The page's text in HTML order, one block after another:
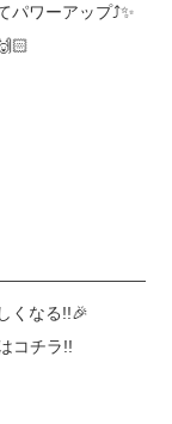
パワーアップ⤴︎✨
くなる!!🎉
コチラ!!